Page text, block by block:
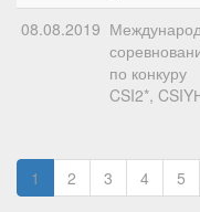
08.08.2019
по конкуру
CSI2*,
1 2 3 4 5